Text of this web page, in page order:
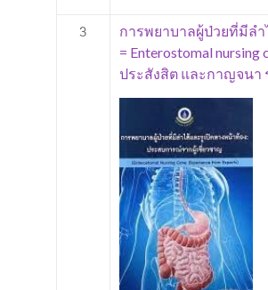
3
การพยาบาลผู้ป่วยที่มีล
= Enterostomal
ประสังสิต และกาญจนา